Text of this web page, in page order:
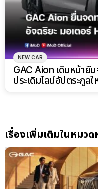
NEW CAR
GAC Aion เดินหน้ายื่
ประเดิมไลน์อัปตระกูล
เรื่องเพิ่มเติมในหมวด